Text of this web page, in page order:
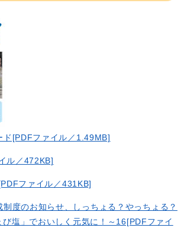
ド​[PDFファイル／1.49MB]
ル／472KB]
ファイル／431KB]
制度のお知らせ、しっちょる？やっちょる？
塩」でおいしく元気に！～16[PDFファイ